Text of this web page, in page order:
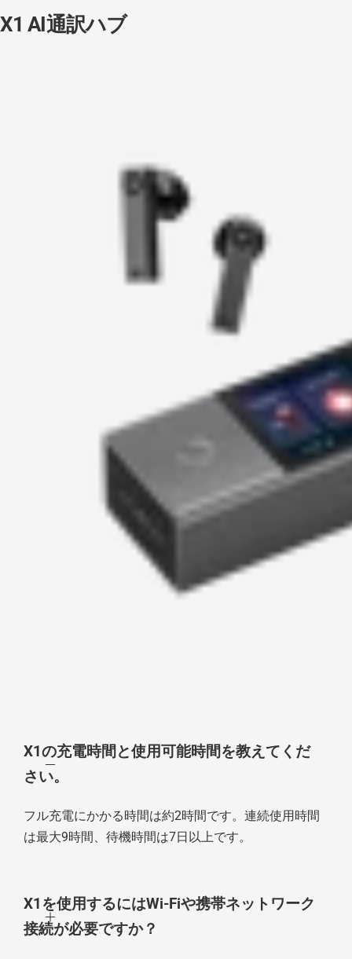
X1 AI通訳ハブ
X1の充電時間と使用可能時間を教えてくだ
さい。
フル充電にかかる時間は約2時間です。連続使用時間
は最大9時間、待機時間は7日以上です。
X1を使用するにはWi-Fiや携帯ネットワーク
接続が必要ですか？